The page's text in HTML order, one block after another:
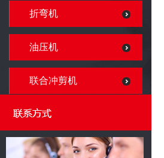
折弯机
油压机
联合冲剪机